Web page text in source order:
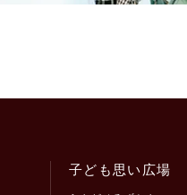
子ども思い広場